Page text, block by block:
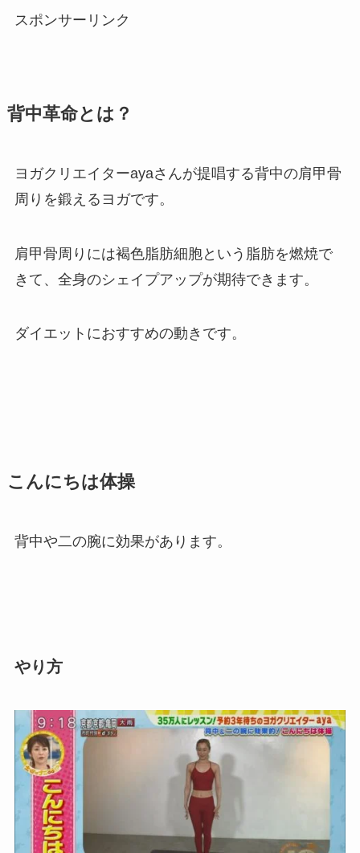
スポンサーリンク
背中革命とは？
ヨガクリエイターayaさんが提唱する背中の肩甲骨
周りを鍛えるヨガです。
肩甲骨周りには褐色脂肪細胞という脂肪を燃焼で
きて、全身のシェイプアップが期待できます。
ダイエットにおすすめの動きです。
こんにちは体操
背中や二の腕に効果があります。
やり方